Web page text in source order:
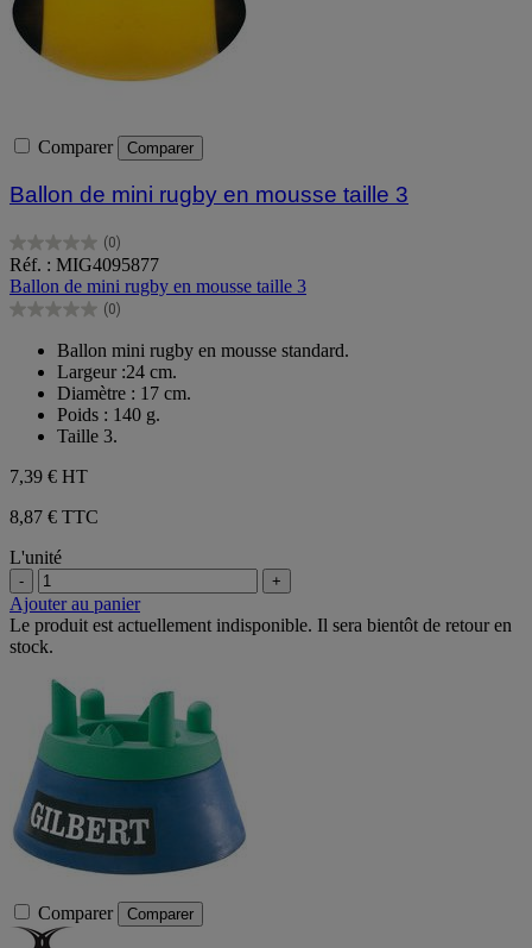
Comparer Comparer
Ballon de mini rugby en mousse taille 3
(0)
0.0
sur
5
étoiles.
Réf. : MIG4095877
Ballon de mini rugby en mousse taille 3
(0)
0.0
étoiles.
Ballon mini rugby en mousse standard.
Largeur :24 cm.
Diamètre : 17 cm.
Poids : 140 g.
Taille 3.
7,39 € HT
8,87 € TTC
L'unité
- +
Ajouter au panier
Le produit est actuellement indisponible. Il sera bientôt de retour en
stock.
Comparer Comparer